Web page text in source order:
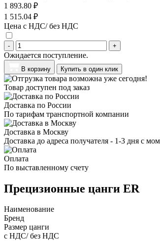
1 893.80 ₽
1 515.04 ₽
Цена с НДС/ без НДС
- +
Ожидается поступление.
В корзину Купить в один клик
Товар доступен под заказ
Доставка по России
По тарифам транспортной компании
Доставка в Москву
Доставка до адреса получателя - 1-3 дня с
Оплата
По выставленному счету
Прецизионные цанги ER
Наименование
Бренд
Размер цанги
с НДС/ без НДС